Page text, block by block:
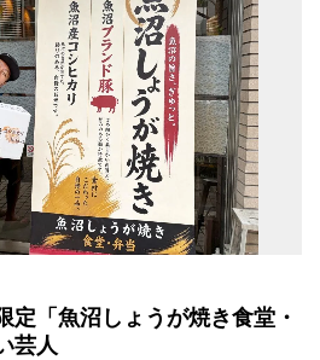
定「魚沼しょうが焼き食堂・
芸人